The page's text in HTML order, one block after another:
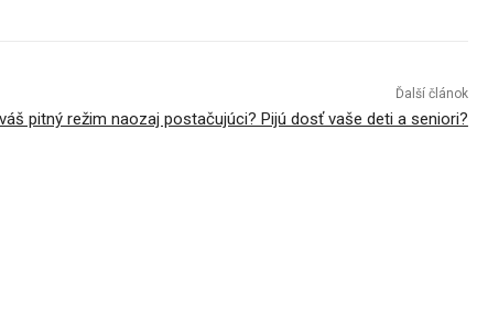
Ďalší článok
pitný režim naozaj postačujúci? Pijú dosť vaše deti a seniori?